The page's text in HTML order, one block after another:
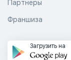
Партнеры
Франшиза
Загрузить на